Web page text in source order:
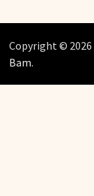
Copyright © 2026
Bam.